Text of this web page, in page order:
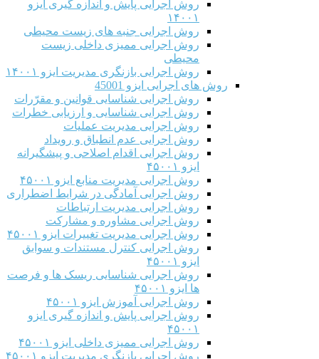
روش اجرایی پایش و اندازه گیری ایزو
۱۴۰۰۱
روش اجرایی جنبه های زیست محیطی
روش اجرایی ممیزی داخلی زیست
محیطی
روش اجرایی بازنگری مدیریت ایزو ۱۴۰۰۱
روش های اجرایی ایزو 45001
روش اجرایی شناسایی قوانین و مقرّرات
روش اجرایی شناسایی و ارزیابی خطرات
روش اجرایی مدیریت عملیات
روش اجرایی عدم انطباق و رویداد
روش اجرایی اقدام اصلاحی و پیشگیرانه
ایزو ۴۵۰۰۱
روش اجرایی مدیریت منابع ایزو ۴۵۰۰۱
روش اجرایی آمادگی در شرایط اضطراری
روش اجرایی مدیریت ارتباطات
روش اجرایی مشاوره و مشارکت
روش اجرایی مدیریت تغییرات ایزو ۴۵۰۰۱
روش اجرایی کنترل مستندات و سوابق
ایزو ۴۵۰۰۱
روش اجرایی شناسایی ریسک ها و فرصت
ها ایزو ۴۵۰۰۱
روش اجرایی آموزش ایزو ۴۵۰۰۱
روش اجرایی پایش و اندازه گیری ایزو
۴۵۰۰۱
روش اجرایی ممیزی داخلی ایزو ۴۵۰۰۱
روش اجرایی بازنگری مدیریت ایزو ۴۵۰۰۱